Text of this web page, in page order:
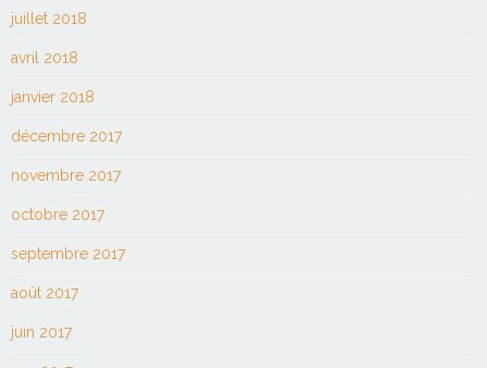
juillet 2018
avril 2018
janvier 2018
décembre 2017
novembre 2017
octobre 2017
septembre 2017
août 2017
juin 2017